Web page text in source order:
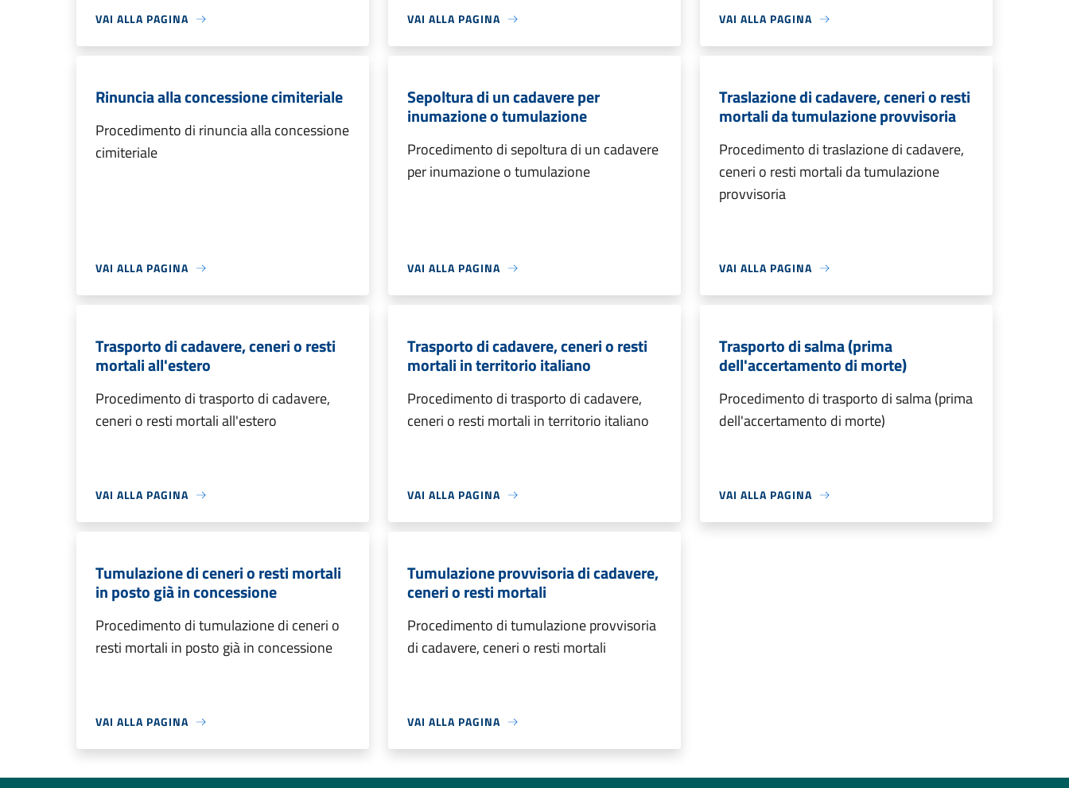
VAI ALLA PAGINA VAI ALLA PAGINA VAI ALLA PAGINA
Rinuncia alla concessione cimiteriale
Procedimento di rinuncia alla concessione
cimiteriale
VAI ALLA PAGINA
Sepoltura di un cadavere per
inumazione o tumulazione
Procedimento di sepoltura di un cadavere
per inumazione o tumulazione
VAI ALLA PAGINA
Traslazione di cadavere, ceneri o resti
mortali da tumulazione provvisoria
Procedimento di traslazione di cadavere,
ceneri o resti mortali da tumulazione
provvisoria
VAI ALLA PAGINA
Trasporto di cadavere, ceneri o resti
mortali all'estero
Procedimento di trasporto di cadavere,
ceneri o resti mortali all'estero
VAI ALLA PAGINA
Trasporto di cadavere, ceneri o resti
mortali in territorio italiano
Procedimento di trasporto di cadavere,
ceneri o resti mortali in territorio italiano
VAI ALLA PAGINA
Trasporto di salma (prima
dell'accertamento di morte)
Procedimento di trasporto di salma (prima
dell'accertamento di morte)
VAI ALLA PAGINA
Tumulazione di ceneri o resti mortali
in posto già in concessione
Procedimento di tumulazione di ceneri o
resti mortali in posto già in concessione
VAI ALLA PAGINA
Tumulazione provvisoria di cadavere,
ceneri o resti mortali
Procedimento di tumulazione provvisoria
di cadavere, ceneri o resti mortali
VAI ALLA PAGINA